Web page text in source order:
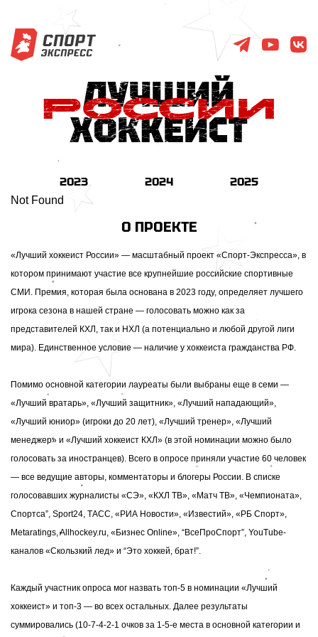
2023 2024 2025
Not Found
О ПРОЕКТЕ
«Лучший хоккеист России» — масштабный проект «Спорт-Экспресса», в
котором принимают участие все крупнейшие российские спортивные
СМИ. Премия, которая была основана в 2023 году, определяет лучшего
игрока сезона в нашей стране — голосовать можно как за
представителей КХЛ, так и НХЛ (а потенциально и любой другой лиги
мира). Единственное условие — наличие у хоккеиста гражданства РФ.
Помимо основной категории лауреаты были выбраны еще в семи —
«Лучший вратарь», «Лучший защитник», «Лучший нападающий»,
«Лучший юниор» (игроки до 20 лет), «Лучший тренер», «Лучший
менеджер» и «Лучший хоккеист КХЛ» (в этой номинации можно было
голосовать за иностранцев). Всего в опросе приняли участие 60 человек
— все ведущие авторы, комментаторы и блогеры России. В списке
голосовавших журналисты «СЭ», «КХЛ ТВ», «Матч ТВ», «Чемпионата»,
Cпортса”, Sport24, ТАСС, «РИА Новости», «Известий», «РБ Спорт»,
Metaratings, Allhockey.ru, «Бизнес Online», “ВсеПроСпорт”, YouTube-
каналов «Скользкий лед» и “Это хоккей, брат!”.
Каждый участник опроса мог назвать топ-5 в номинации «Лучший
хоккеист» и топ-3 — во всех остальных. Далее результаты
суммировались (10-7-4-2-1 очков за 1-5-е места в основной категории и